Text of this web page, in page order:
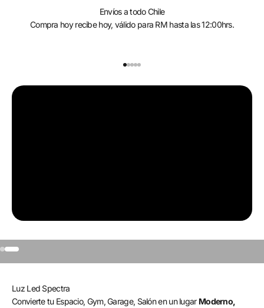
Envíos a todo Chile
Compra hoy recibe hoy, válido para RM hasta las 12:00hrs.
Ir al artículo 1
Ir al artículo 2
Luz Led Spectra
Convierte tu Espacio, Gym, Garage, Salón en un lugar Moderno,